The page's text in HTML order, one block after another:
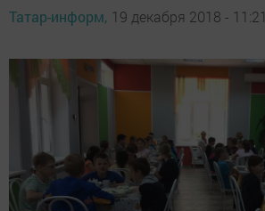
Татар-информ, 19 декабря 2018 - 11:21